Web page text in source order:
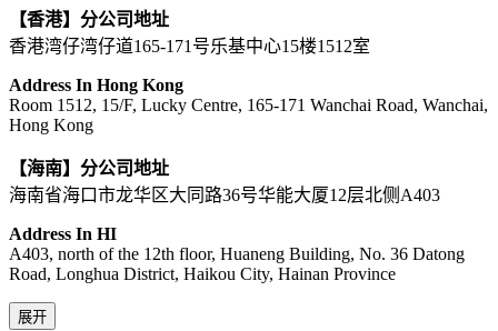
【香港】分公司地址
香港湾仔湾仔道165-171号乐基中心15楼1512室
Address In Hong Kong
Room 1512, 15/F, Lucky Centre, 165-171 Wanchai Road, Wanchai,
Hong Kong
【海南】分公司地址
海南省海口市龙华区大同路36号华能大厦12层北侧A403
Address In HI
A403, north of the 12th floor, Huaneng Building, No. 36 Datong
Road, Longhua District, Haikou City, Hainan Province
展开